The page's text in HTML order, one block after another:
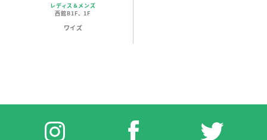
レディス＆メンズ
西館B1F、1F
ワイズ